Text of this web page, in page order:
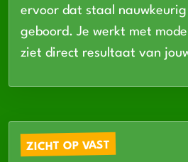
ervoor dat staal
geboord. Je werkt met
ziet direct resultaat van
ZICHT OP VAST